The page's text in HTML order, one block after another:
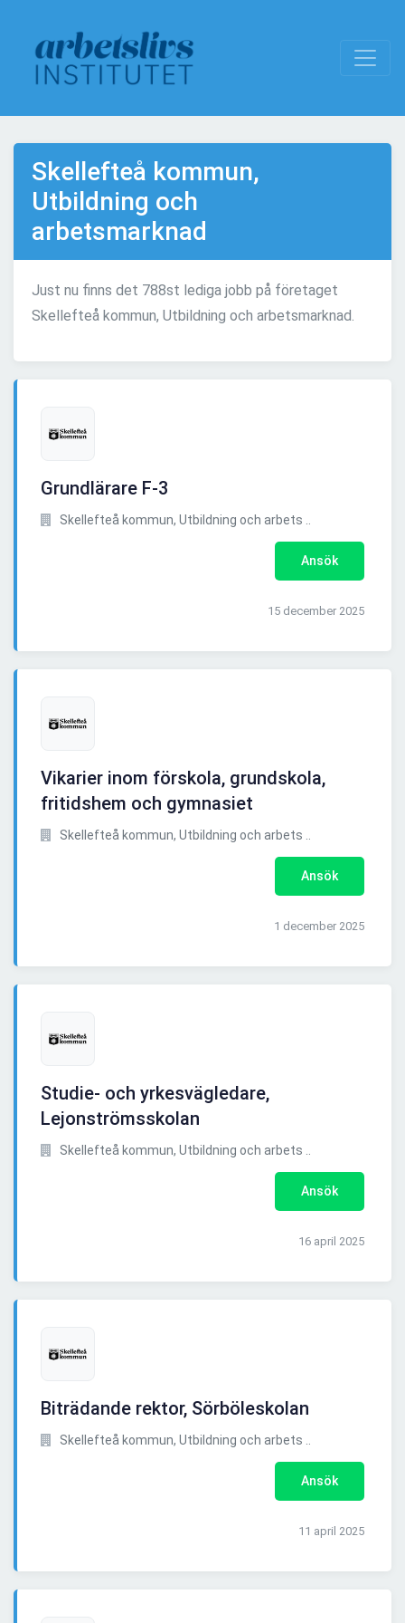
Skellefteå kommun,
Utbildning och
arbetsmarknad
Just nu finns det 788st lediga jobb på företaget
Skellefteå kommun, Utbildning och arbetsmarknad.
Grundlärare F-3
Skellefteå kommun, Utbildning och arbets ..
Ansök
15 december 2025
Vikarier inom förskola, grundskola,
fritidshem och gymnasiet
Skellefteå kommun, Utbildning och arbets ..
Ansök
1 december 2025
Studie- och yrkesvägledare,
Lejonströmsskolan
Skellefteå kommun, Utbildning och arbets ..
Ansök
16 april 2025
Biträdande rektor, Sörböleskolan
Skellefteå kommun, Utbildning och arbets ..
Ansök
11 april 2025